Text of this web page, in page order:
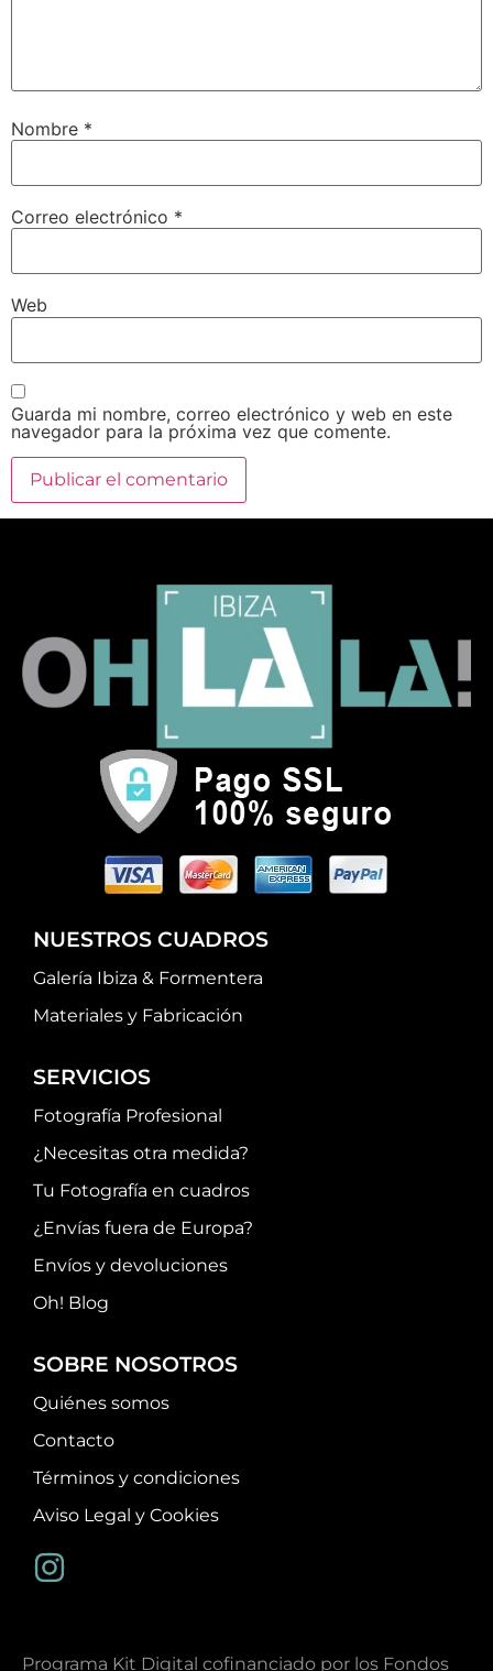
Nombre *
Correo electrónico *
Web
Guarda mi nombre, correo electrónico y web en este
navegador para la próxima vez que comente.
NUESTROS CUADROS
Galería Ibiza & Formentera
Materiales y Fabricación
SERVICIOS
Fotografía Profesional
¿Necesitas otra medida?
Tu Fotografía en cuadros
¿Envías fuera de Europa?
Envíos y devoluciones
Oh! Blog
SOBRE NOSOTROS
Quiénes somos
Contacto
Términos y condiciones
Aviso Legal y Cookies
Programa Kit Digital cofinanciado por los Fondos